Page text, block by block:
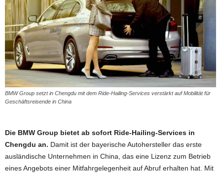
BMW Group setzt in Chengdu mit dem Ride-Hailing-Services verstärkt auf Mobilität für
Geschäftsreisende in China
Die BMW Group bietet ab sofort Ride-Hailing-Services in
Chengdu an. Damit ist der bayerische Autohersteller das erste
ausländische Unternehmen in China, das eine Lizenz zum Betrieb
eines Angebots einer Mitfahrgelegenheit auf Abruf erhalten hat. Mit